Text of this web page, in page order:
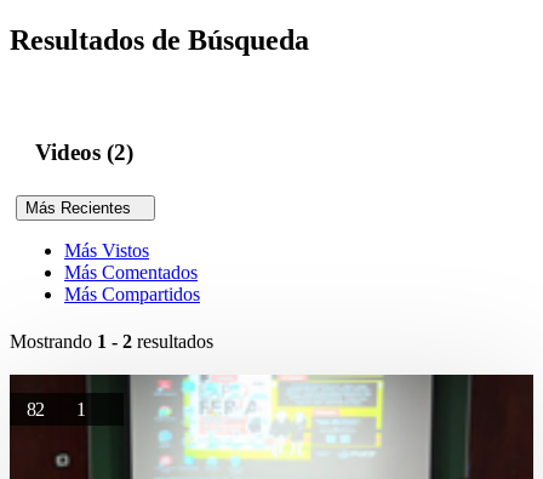
Resultados de Búsqueda
Videos (2)
Más Recientes
Más Vistos
Más Comentados
Más Compartidos
Mostrando 1 - 2 resultados
82 1